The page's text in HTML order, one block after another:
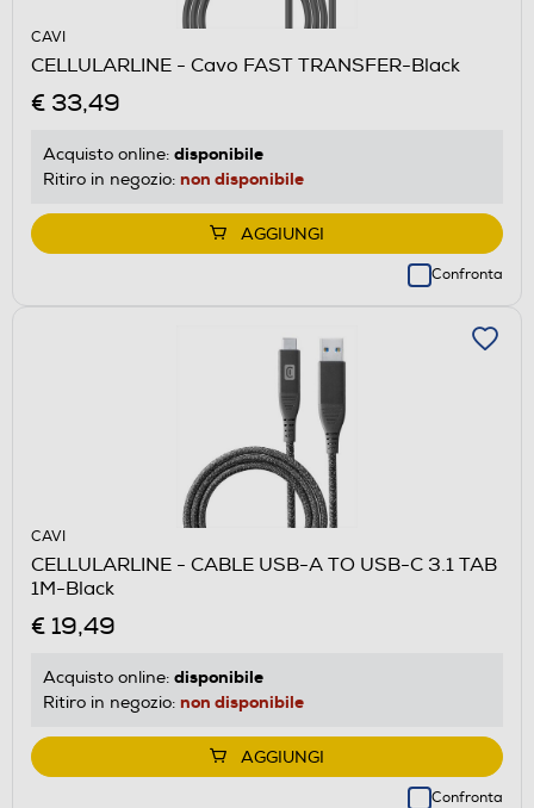
CAVI
CELLULARLINE - Cavo FAST TRANSFER-Black
€ 33,49
Acquisto online: disponibile
Ritiro in negozio: non disponibile
AGGIUNGI
Confronta
CAVI
CELLULARLINE - CABLE USB-A TO USB-C 3.1 TAB
1M-Black
€ 19,49
Acquisto online: disponibile
Ritiro in negozio: non disponibile
AGGIUNGI
Confronta